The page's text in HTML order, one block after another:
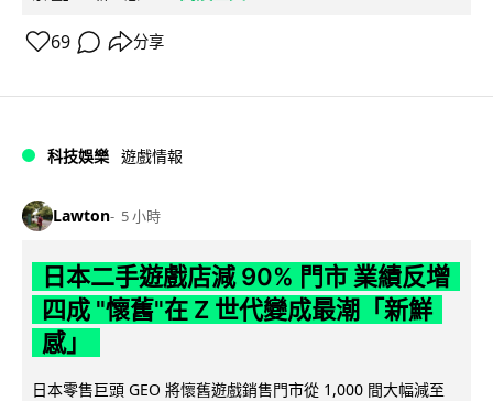
69 分享
科技娛樂 遊戲情報
Lawton 5 小時
日本二手遊戲店減 90% 門市 業績反增
四成 "懷舊"在 Z 世代變成最潮「新鮮
感」
日本零售巨頭 GEO 將懷舊遊戲銷售門市從 1,000 間大幅減至